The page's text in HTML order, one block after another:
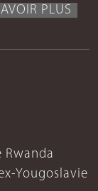
PLUS
Rwanda
Yougoslavie